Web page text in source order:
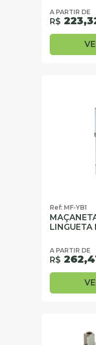
A PARTIR DE
R$
Ref: MF-YB1
LINGUETA
A PARTIR DE
R$